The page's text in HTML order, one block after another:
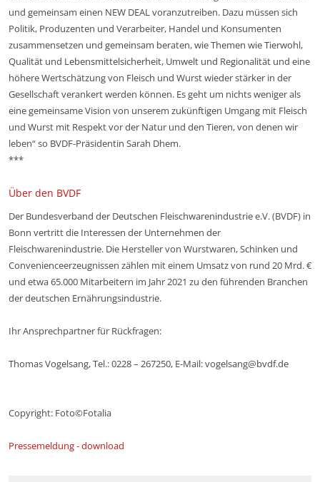
und gemeinsam einen NEW DEAL voranzutreiben. Dazu müssen sich
Politik, Produzenten und Verarbeiter, Handel und Konsumenten
zusammensetzen und gemeinsam beraten, wie Themen wie Tierwohl,
Qualität und Lebensmittelsicherheit, Umwelt und Regionalität und eine
höhere Wertschätzung von Fleisch und Wurst wieder stärker in der
Gesellschaft verankert werden können. Es geht um nichts weniger als
eine gemeinsame Vision von unserem zukünftigen Umgang mit Fleisch
und Wurst mit Respekt vor der Natur und den Tieren, von denen wir
leben“ so BVDF-Präsidentin Sarah Dhem.
***
Über den BVDF
Der Bundesverband der Deutschen Fleischwarenindustrie e.V. (BVDF) in
Bonn vertritt die Interessen der Unternehmen der
Fleischwarenindustrie. Die Hersteller von Wurstwaren, Schinken und
Convenienceerzeugnissen zählen mit einem Umsatz von rund 20 Mrd. €
und etwa 65.000 Mitarbeitern im Jahr 2021 zu den führenden Branchen
der deutschen Ernährungsindustrie.
Ihr Ansprechpartner für Rückfragen:
Thomas Vogelsang, Tel.: 0228 – 267250, E-Mail: vogelsang@bvdf.de
Copyright: Foto©Fotalia
Pressemeldung - download